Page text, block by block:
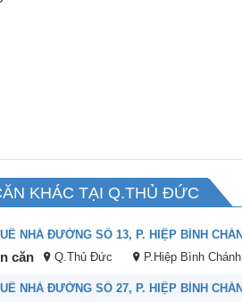
KHÁC TẠI Q.THỦ ĐỨC
căn
Q.Thủ Đức P.Hiệp Bình Chánh